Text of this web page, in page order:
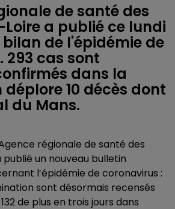
de santé des
a publié ce lundi
de l'épidémie de
293 cas sont
dans la
déplore 10 décès dont
du Mans.
régionale de santé des
un nouveau bulletin
l’épidémie de coronavirus :
sont désormais recensés
de plus en trois jours dans